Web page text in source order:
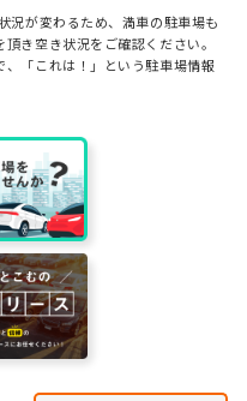
況が変わるため、満車の駐車場も
き空き状況をご確認ください。
「これは！」という駐車場情報